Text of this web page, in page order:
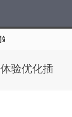
，非Google
验优化插